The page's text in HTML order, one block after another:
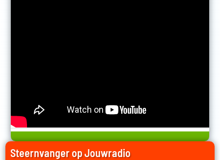
Steernvanger op Jouwradio